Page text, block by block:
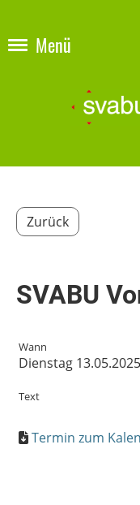
Menü
Zurück
SVABU
Wann
Dienstag
Text
Termin zum